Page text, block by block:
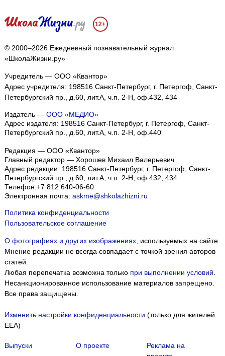
12+
© 2000–2026 Ежедневный познавательный журнал
«ШколаЖизни.ру»
Учредитель — ООО «Квантор»
Адрес учредителя: 198516 Санкт-Петербург, г. Петергоф, Санкт-
Петербургский пр., д.60, лит.А, ч.п. 2-Н, оф.432, 434
Издатель — ООО «МЕДИО»
Адрес издателя: 198516 Санкт-Петербург, г. Петергоф, Санкт-
Петербургский пр., д.60, лит.А, ч.п. 2-Н, оф.440
Редакция — ООО «Квантор»
Главный редактор — Хорошев Михаил Валерьевич
Адрес редакции: 198516 Санкт-Петербург, г. Петергоф Санкт-
Петербургский пр., д.60, лит.А, ч.п. 2-Н, оф.432, 434
Телефон:+7 812 640-06-60
Электронная почта: askme@shkolazhizni.ru
Политика конфиденциальности
Пользовательское соглашение
О фотографиях и других изображениях, используемых на сайте.
Мнение редакции не всегда совпадает с точкой зрения авторов
статей.
Любая перепечатка возможна только при выполнении условий
Несанкционированное использование материалов запрещено.
Все права защищены.
Изменить настройки конфиденциальности (только для жителей
EEA)
Выпуски О проекте
Реклама на